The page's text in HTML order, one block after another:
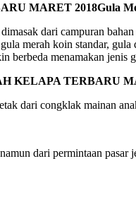
Gula
dari campuran
merah koin standar,
berbeda menamakan
dari congklak mainan
dari permintaan